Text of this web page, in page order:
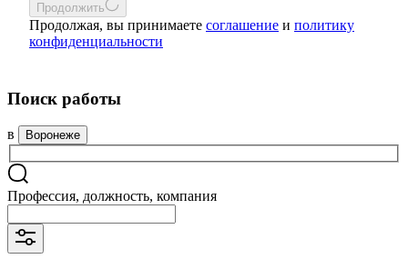
Продолжить
Продолжая, вы принимаете соглашение и политику
конфиденциальности
Поиск работы
в Воронеже
Профессия, должность, компания